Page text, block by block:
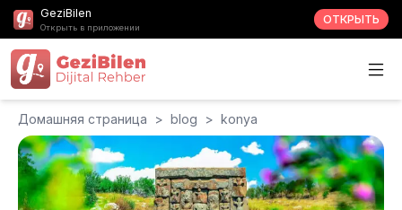
GeziBilen
Открыть в приложении
ОТКРЫТЬ
Домашняя страница > blog > konya